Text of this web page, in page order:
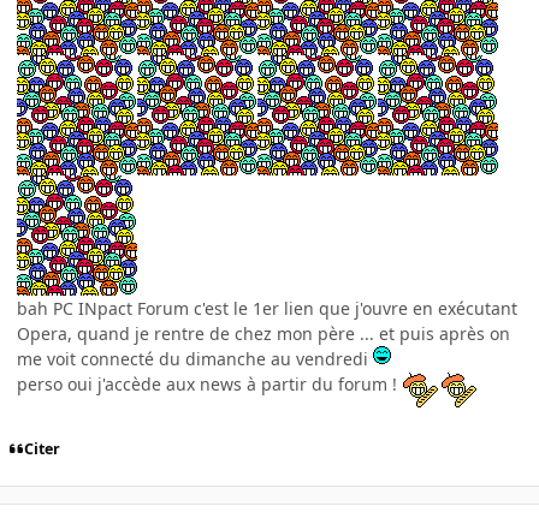
bah PC INpact Forum c'est le 1er lien que j'ouvre en exécutant
Opera, quand je rentre de chez mon père ... et puis après on
me voit connecté du dimanche au vendredi
perso oui j'accède aux news à partir du forum !
Citer